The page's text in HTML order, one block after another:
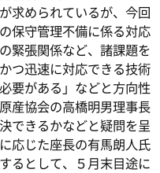
求められているが、今回
保守管理不備に係る対応
緊張関係など、諸課題を
つ迅速に対応できる技術
要がある」などと方向性
産協会の高橋明男理事長
できるかなどと疑問を呈
応じた座長の有馬朗人氏
るとして、５月末目途に